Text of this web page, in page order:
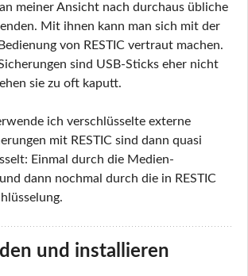
meiner Ansicht nach durchaus übliche
Mit ihnen kann man sich mit der
von RESTIC vertraut machen.
sind USB-Sticks eher nicht
sie zu oft kaputt.
ich verschlüsselte externe
mit RESTIC sind dann quasi
Einmal durch die Medien-
dann nochmal durch die in RESTIC
und installieren